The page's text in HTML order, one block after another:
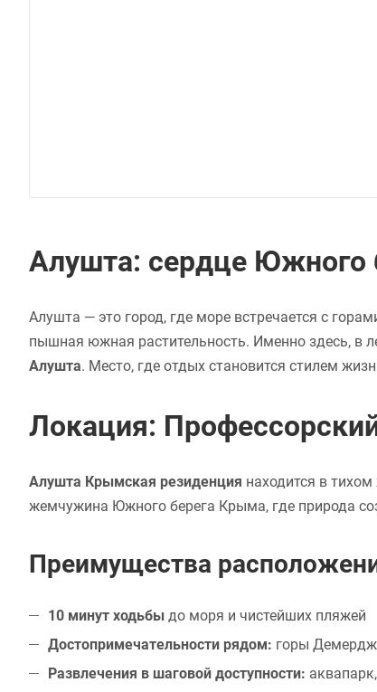
Алушта: сердце Южного
Алушта — это город, где море встречается с
пышная южная растительность. Именно здесь, в
Алушта. Место, где отдых становится стилем
Локация:
Алушта Крымская резиденция находится в
жемчужина Южного берега Крыма, где природа
Преимущества
10 минут ходьбы до моря и чистейших пляжей
Достопримечательности рядом: горы
Развлечения в шаговой доступности: